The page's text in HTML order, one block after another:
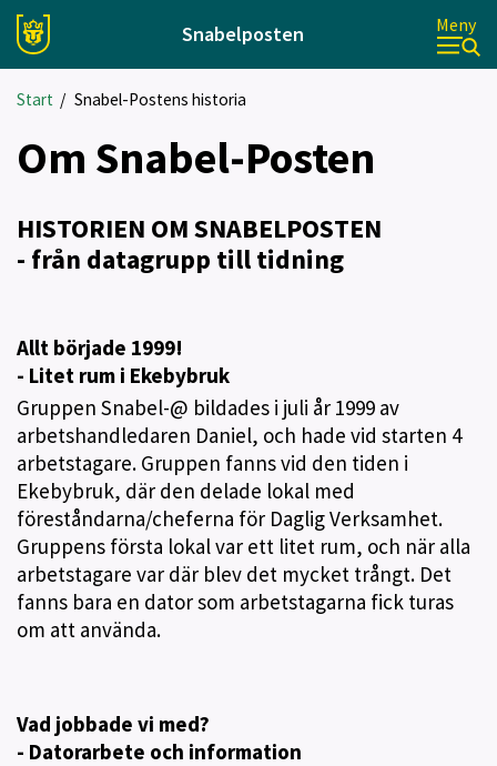
Snabelposten Meny
Start / Snabel-Postens historia
Om Snabel-Posten
HISTORIEN OM SNABELPOSTEN
- från datagrupp till tidning
Allt började 1999!
- Litet rum i Ekebybruk
Gruppen Snabel-@ bildades i juli år 1999 av
arbetshandledaren Daniel, och hade vid starten 4
arbetstagare. Gruppen fanns vid den tiden i
Ekebybruk, där den delade lokal med
föreståndarna/cheferna för Daglig Verksamhet.
Gruppens första lokal var ett litet rum, och när alla
arbetstagare var där blev det mycket trångt. Det
fanns bara en dator som arbetstagarna fick turas
om att använda.
Vad jobbade vi med?
- Datorarbete och information